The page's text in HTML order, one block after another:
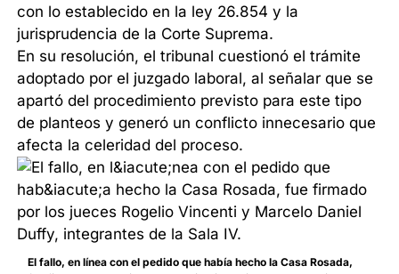
con lo establecido en la ley 26.854 y la
jurisprudencia de la Corte Suprema.
En su resolución, el tribunal cuestionó el trámite
adoptado por el juzgado laboral, al señalar que se
apartó del procedimiento previsto para este tipo
de planteos y generó un conflicto innecesario que
afecta la celeridad del proceso.
El fallo, en línea con el pedido que había hecho la Casa Rosada,